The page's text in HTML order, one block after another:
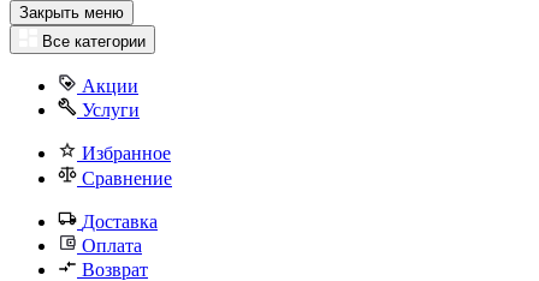
Закрыть меню
Все категории
Акции
Услуги
Избранное
Сравнение
Доставка
Оплата
Возврат